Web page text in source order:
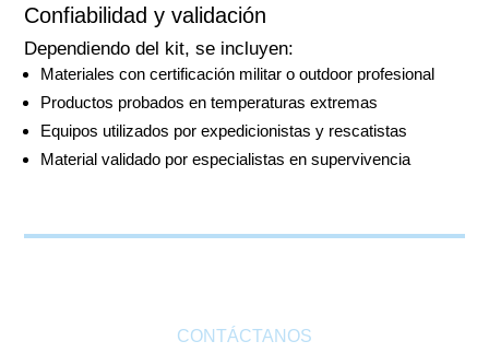
Confiabilidad y validación
Dependiendo del kit, se incluyen:
Materiales con certificación militar o outdoor profesional
Productos probados en temperaturas extremas
Equipos utilizados por expedicionistas y rescatistas
Material validado por especialistas en supervivencia
CONTÁCTANOS